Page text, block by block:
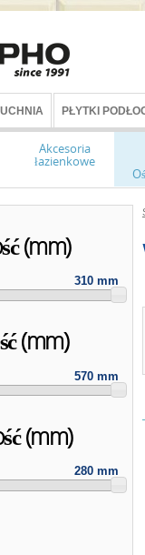
PŁYTKI
Akcesoria
łazienkowe
(mm)
310 mm
(mm)
570 mm
(mm)
280 mm